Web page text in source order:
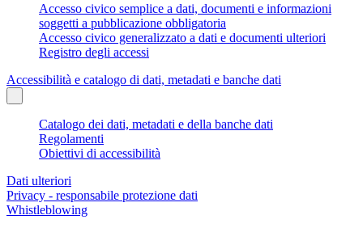
Accesso civico semplice a dati, documenti e informazioni
soggetti a pubblicazione obbligatoria
Accesso civico generalizzato a dati e documenti ulteriori
Registro degli accessi
Accessibilità e catalogo di dati, metadati e banche dati
Catalogo dei dati, metadati e della banche dati
Regolamenti
Obiettivi di accessibilità
Dati ulteriori
Privacy - responsabile protezione dati
Whistleblowing